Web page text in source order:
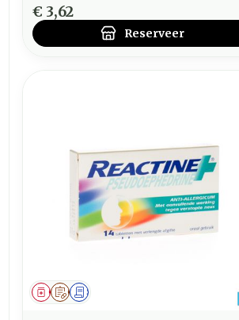
€ 3,62
Reserveer
Op voorschrift
GeneesmiddelSchriftelijke aanvraag